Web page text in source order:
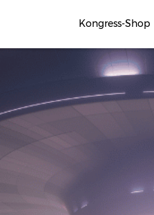
Kongress-Shop